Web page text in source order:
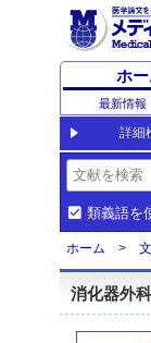
ホ
最新情報
詳細
類義語を
ホーム
消化器外